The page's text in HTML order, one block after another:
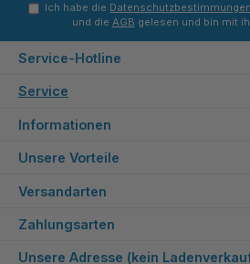
Ich habe die Datenschutzbestimmungen
und die AGB gelesen und bin mit
Service-Hotline
Service
Informationen
Unsere Vorteile
Versandarten
Zahlungsarten
Unsere Adresse (kein